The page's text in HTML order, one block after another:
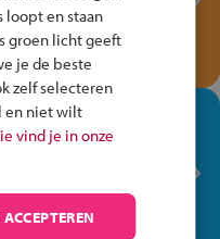
Veilig Verkeersspel
fiets!
ben je op je
waar elke dag
loopt en staan
groen licht geeft
je de beste
zelf selecteren
en niet wilt
vind je in onze